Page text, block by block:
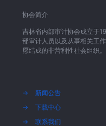
协会简介
吉林省内部审计协会成立于
部审计人员以及从事相关工
愿结成的非营利性社会组织。
→
新闻公告
→
下载中心
→
联系我们